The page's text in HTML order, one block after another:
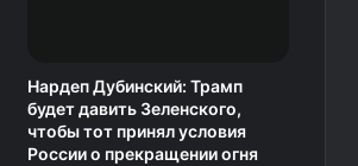
Нардеп Дубинский: Трамп
будет давить Зеленского,
чтобы тот принял условия
России о прекращении огня